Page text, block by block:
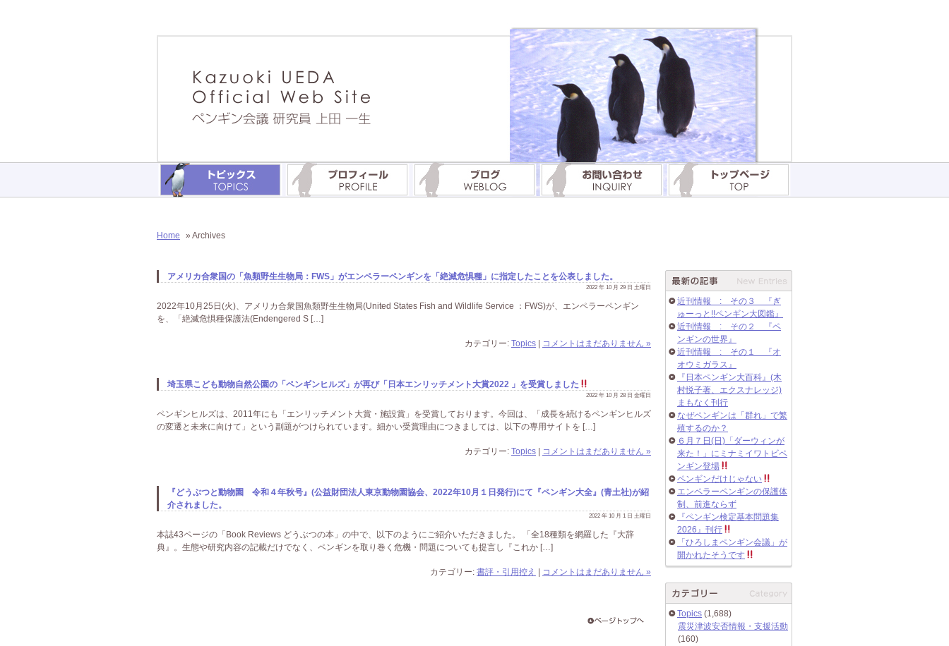
Home » Archives
アメリカ合衆国の「魚類野生生物局：FWS」がエンペラーペンギンを「絶滅危惧種」に指定したことを公表しました。
2022 年 10 月 29 日 土曜日
2022年10月25日(火)、アメリカ合衆国魚類野生生物局(United States Fish and Wildlife Service ：FWS)が、エンペラーペンギン
を、「絶滅危惧種保護法(Endengered S […]
カテゴリー: Topics コメントはまだありません »
埼玉県こども動物自然公園の「ペンギンヒルズ」が再び「日本エンリッチメント大賞2022 」を受賞しました
2022 年 10 月 28 日 金曜日
ペンギンヒルズは、2011年にも「エンリッチメント大賞・施設賞」を受賞しております。今回は、「成長を続けるペンギンヒルズ
の変遷と未来に向けて」という副題がつけられています。細かい受賞理由につきましては、以下の専用サイトを […]
カテゴリー: Topics コメントはまだありません »
『どうぶつと動物園 令和４年秋号』(公益財団法人東京動物園協会、2022年10月１日発行)にて『ペンギン大全』(青土社)が紹
介されました。
2022 年 10 月 1 日 土曜日
本誌43ページの「Book Reviews どうぶつの本」の中で、以下のようにご紹介いただきました。 「全18種類を網羅した『大辞
典』。生態や研究内容の記載だけでなく、ペンギンを取り巻く危機・問題についても提言し『これか […]
カテゴリー: 書評・引用控え コメントはまだありません »
近刊情報 : その３ 『ぎ
ゅーっと!!ペンギン大図鑑』
近刊情報 : その２ 『ペ
ンギンの世界』
近刊情報 : その１ 『オ
オウミガラス』
『日本ペンギン大百科』(木
村悦子著、エクスナレッジ)
まもなく刊行
なぜペンギンは「群れ」で繁
殖するのか？
６月７日(日)「ダーウィンが
来た！」にミナミイワトビペ
ンギン登場
ペンギンだけじゃない
エンペラーペンギンの保護体
制、前進ならず
『ペンギン検定基本問題集
2026』刊行
「ひろしまペンギン会議」が
開かれたそうです
Topics (1,688)
震災津波安否情報・支援活動
(160)